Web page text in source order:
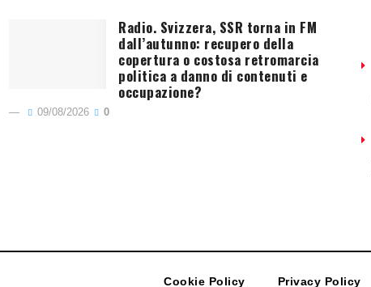
Radio. Svizzera, SSR torna in FM
dall’autunno: recupero della
copertura o costosa retromarcia
politica a danno di contenuti e
occupazione?
09/08/2026 0
Cookie Policy Privacy Policy